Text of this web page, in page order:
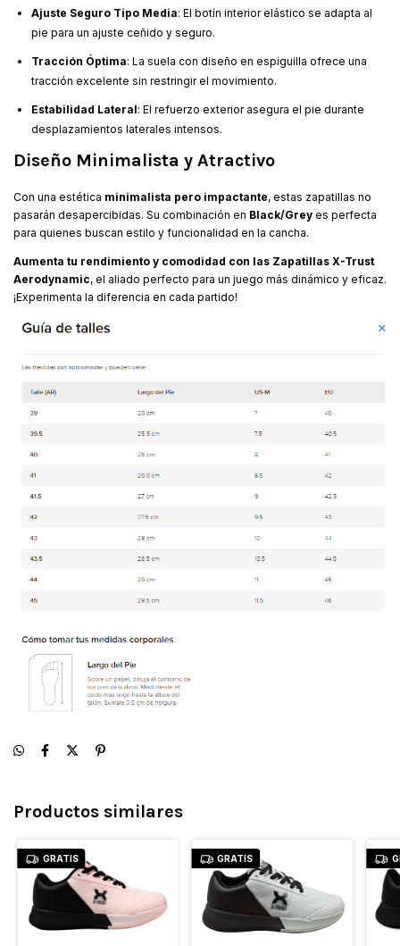
Ajuste Seguro Tipo Media: El botín interior elástico se adapta al
pie para un ajuste ceñido y seguro.
Tracción Óptima: La suela con diseño en espiguilla ofrece una
tracción excelente sin restringir el movimiento.
Estabilidad Lateral: El refuerzo exterior asegura el pie durante
desplazamientos laterales intensos.
Diseño Minimalista y Atractivo
Con una estética minimalista pero impactante, estas zapatillas no
pasarán desapercibidas. Su combinación en Black/Grey es perfecta
para quienes buscan estilo y funcionalidad en la cancha.
Aumenta tu rendimiento y comodidad con las Zapatillas X-Trust
Aerodynamic, el aliado perfecto para un juego más dinámico y eficaz.
¡Experimenta la diferencia en cada partido!
Productos similares
GRATIS GRATIS